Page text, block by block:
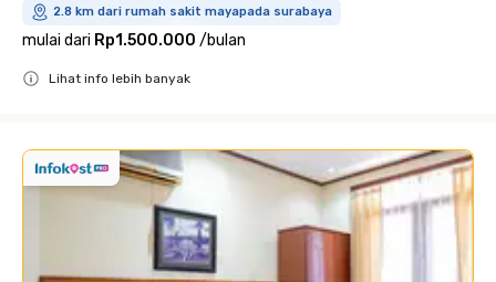
2.8 km dari rumah sakit mayapada surabaya
mulai dari Rp1.500.000 /bulan
Lihat info lebih banyak